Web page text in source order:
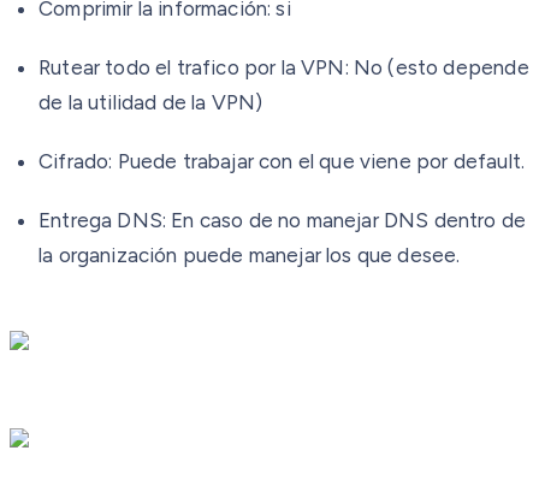
Comprimir la información: si
Rutear todo el trafico por la VPN: No (esto depende
de la utilidad de la VPN)
Cifrado: Puede trabajar con el que viene por default.
Entrega DNS: En caso de no manejar DNS dentro de
la organización puede manejar los que desee.